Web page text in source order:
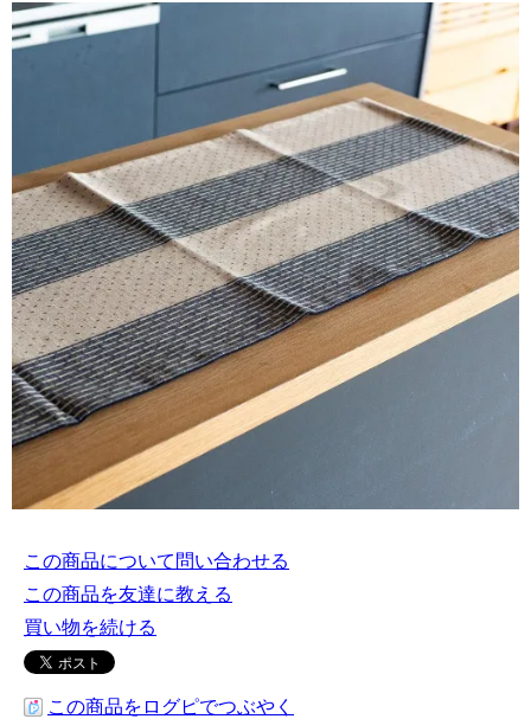
この商品について問い合わせる
この商品を友達に教える
買い物を続ける
この商品をログピでつぶやく